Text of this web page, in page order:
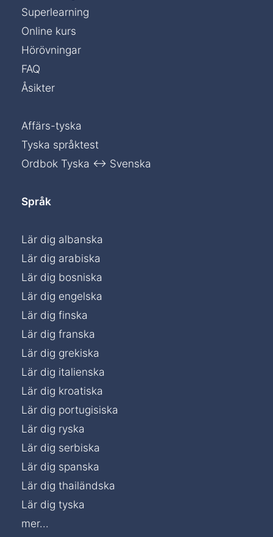
Superlearning
Online kurs
Hörövningar
FAQ
Åsikter
Affärs-tyska
Tyska språktest
Ordbok Tyska ↔ Svenska
Språk
Lär dig albanska
Lär dig arabiska
Lär dig bosniska
Lär dig engelska
Lär dig finska
Lär dig franska
Lär dig grekiska
Lär dig italienska
Lär dig kroatiska
Lär dig portugisiska
Lär dig ryska
Lär dig serbiska
Lär dig spanska
Lär dig thailändska
Lär dig tyska
mer...